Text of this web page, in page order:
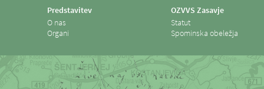
Predstavitev
O nas
Organi
OZVVS Zasavje
Statut
Spominska obeležja